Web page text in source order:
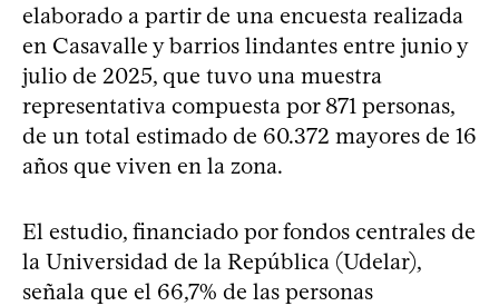
elaborado a partir de una encuesta realizada
en Casavalle y barrios lindantes entre junio y
julio de 2025, que tuvo una muestra
representativa compuesta por 871 personas,
de un total estimado de 60.372 mayores de 16
años que viven en la zona.
El estudio, financiado por fondos centrales de
la Universidad de la República (Udelar),
señala que el 66,7% de las personas